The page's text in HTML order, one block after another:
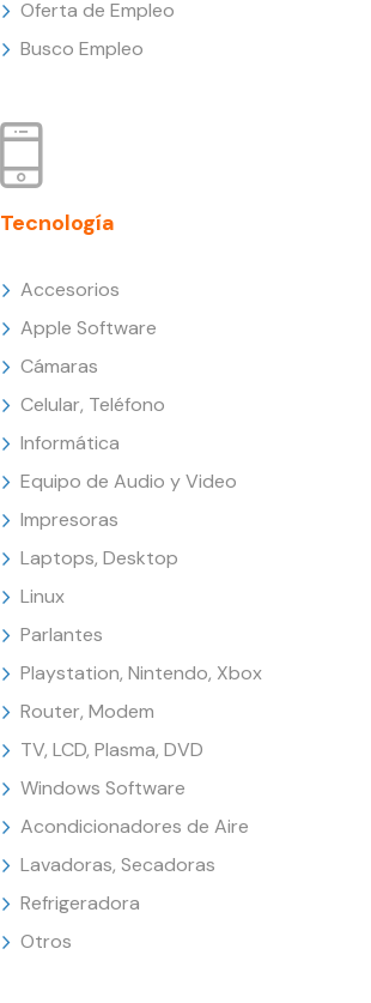
Oferta de Empleo
Busco Empleo
Tecnología
Accesorios
Apple Software
Cámaras
Celular, Teléfono
Informática
Equipo de Audio y Video
Impresoras
Laptops, Desktop
Linux
Parlantes
Playstation, Nintendo, Xbox
Router, Modem
TV, LCD, Plasma, DVD
Windows Software
Acondicionadores de Aire
Lavadoras, Secadoras
Refrigeradora
Otros